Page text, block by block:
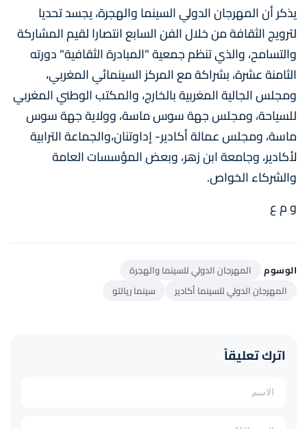
يذكر أن المهرجان الدولي السينما والهجرة، يجسد تحديا
لترويج الثقافة من خلال الفن السابع انتصارا لقيم المشاركة
والتسامح، والذي تنظم جمعية "المبادرة الثقافية" دورته
الثامنة عشرة، بشراكة مع المركز السينمائي المغربي،
ومجلس الجالية المغربية بالخارج، والمكتب الوطني المغربي
للسياحة، ومجلس جهة سوس ماسة، وولاية جهة سوس
ماسة، ومجلس عمالة أكادير- إداوتنان،والجماعة الترابية
لأكادير، وجامعة ابن زهر، وبعض المؤسسات العامة
والشركاء الخواص.
و م ع
الوسوم
المهرجان الدولي للسينما والهجرة
المهرجان الدولي للسينما أكادير
سينما ريالتو
اترك تعليقاً